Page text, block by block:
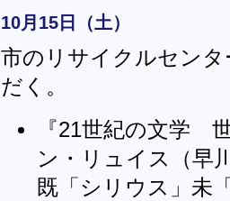
10月15日（土）
市のリサイクルセン
だく。
『21世紀の文学
ン・リュイス（早
既「シリウス」未